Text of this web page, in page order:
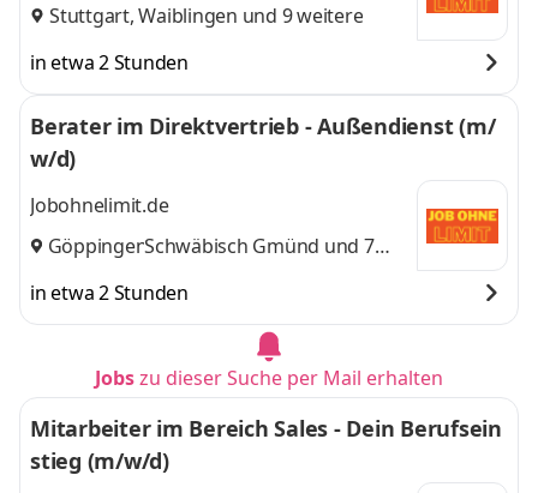
Stuttgart,Waiblingen und 9 weitere
in etwa 2 Stunden
Berater im Direktvertrieb - Außendienst (m/
w/d)
Jobohnelimit.de
Göppingen,
Schwäbisch Gmünd und 7
in etwa 2 Stunden
Jobszu dieser Suche per Mail erhalten
Mitarbeiter im Bereich Sales - Dein Berufsein
stieg (m/w/d)